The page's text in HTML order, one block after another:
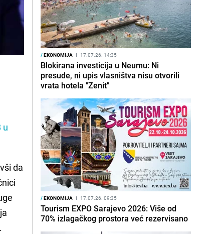
u
da
/EKONOMIJA I 17.07.26. 14:35
Blokirana investicija u Neumu: Ni
presude, ni upis vlasništva nisu otvorili
vrata hotela "Zenit"
/EKONOMIJA I 17.07.26. 09:35
Tourism EXPO Sarajevo 2026: Više od
70% izlagačkog prostora već rezervisano